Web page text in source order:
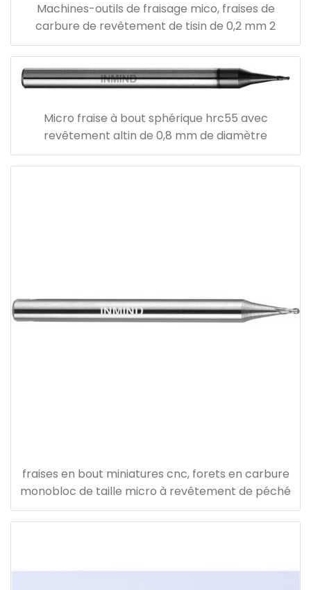
Machines-outils de fraisage mico, fraises de
carbure de revêtement de tisin de 0,2 mm 2
Micro fraise à bout sphérique hrc55 avec
revêtement altin de 0,8 mm de diamètre
fraises en bout miniatures cnc, forets en carbure
monobloc de taille micro à revêtement de péché